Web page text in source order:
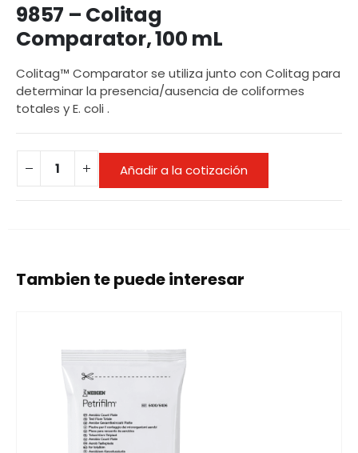
9857 – Colitag
Comparator, 100 mL
Colitag™ Comparator se utiliza junto con Colitag para
determinar la presencia/ausencia de coliformes
totales y E. coli .
Añadir a la cotización
Tambien te puede interesar